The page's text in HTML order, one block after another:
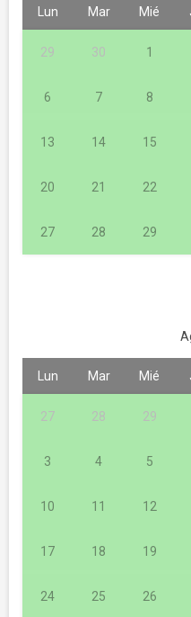
Lun Mar Mié
29 30 1
6 7 8
13 14 15
20 21 22
27 28 29
Lun Mar Mié
27 28 29
3 4 5
10 11 12
17 18 19
24 25 26